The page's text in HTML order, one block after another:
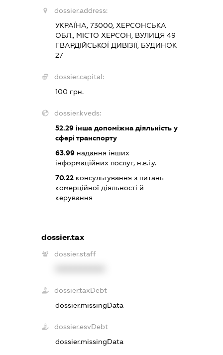
dossier.address:
УКРАЇНА, 73000, ХЕРСОНСЬКА
ОБЛ., МІСТО ХЕРСОН, ВУЛИЦЯ 49
ГВАРДІЙСЬКОЇ ДИВІЗІЇ, БУДИНОК
27
dossier.capital:
100 грн.
dossier.kveds:
52.29 інша допоміжна діяльність у
сфері транспорту
63.99 надання інших
інформаційних послуг, н.в.і.у.
70.22 консультування з питань
комерційної діяльності й
керування
dossier.tax
dossier.staff
dossier.taxDebt
dossier.missingData
dossier.esvDebt
dossier.missingData